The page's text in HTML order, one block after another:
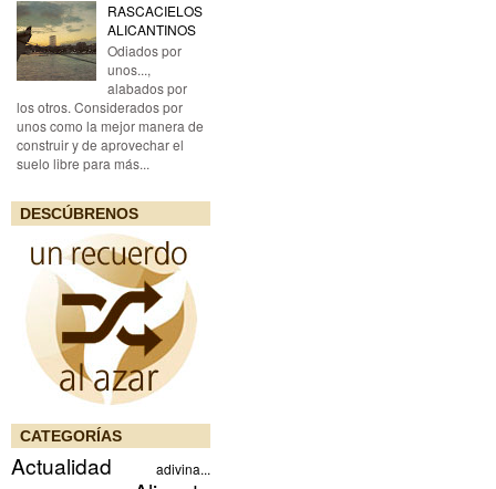
RASCACIELOS
ALICANTINOS
Odiados por
unos...,
alabados por
los otros. Considerados por
unos como la mejor manera de
construir y de aprovechar el
suelo libre para más...
DESCÚBRENOS
CATEGORÍAS
Actualidad adivina...